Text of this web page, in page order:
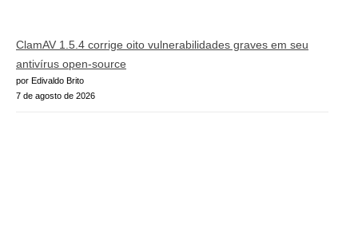
ClamAV 1.5.4 corrige oito vulnerabilidades graves em seu
antivírus open-source
por Edivaldo Brito
7 de agosto de 2026